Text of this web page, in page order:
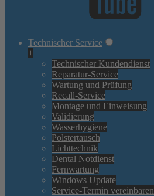
Technischer Service
+
Technischer Kundendienst
Reparatur-Service
Wartung und Prüfung
Recall-Service
Montage und Einweisung
Validierung
Wasserhygiene
Polstertausch
Lichttechnik
Dental Notdienst
Fernwartung
Windows Update
Service-Termin vereinbaren